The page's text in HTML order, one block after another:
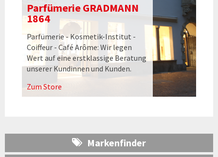
Parfümerie GRADMANN
1864
Parfümerie - Kosmetik-Institut -
Coiffeur - Café Arôme: Wir legen
Wert auf eine erstklassige Beratung
unserer Kundinnen und Kunden.
Zum Store
Markenfinder